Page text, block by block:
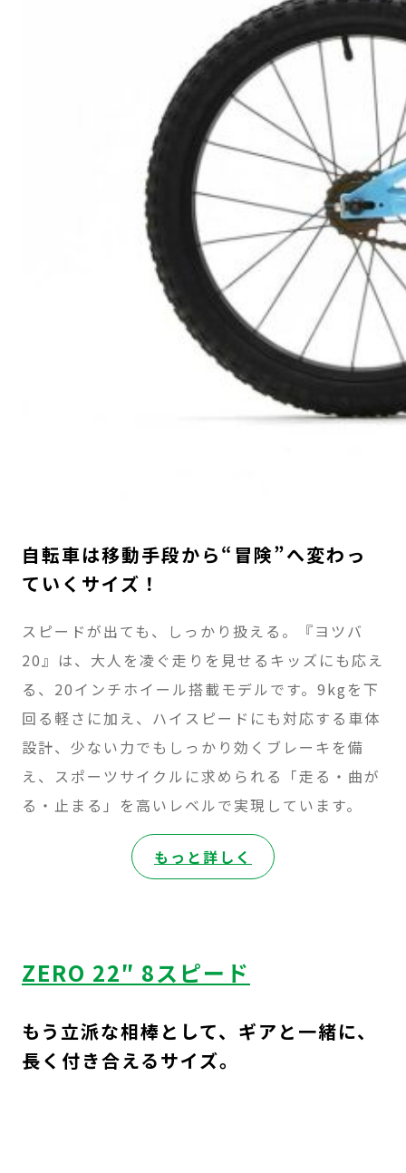
自転車は移動手段から“冒険”へ変わっ
ていくサイズ！
スピードが出ても、しっかり扱える。『ヨツバ
20』は、大人を凌ぐ走りを見せるキッズにも応え
る、20インチホイール搭載モデルです。9kgを下
回る軽さに加え、ハイスピードにも対応する車体
設計、少ない力でもしっかり効くブレーキを備
え、スポーツサイクルに求められる「走る・曲が
る・止まる」を高いレベルで実現しています。
もっと詳しく
ZERO
ZERO 22″ 8スピード
もう立派な相棒として、ギアと一緒に、
長く付き合えるサイズ。